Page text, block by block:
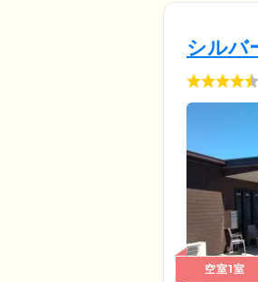
シルバ
空室1室